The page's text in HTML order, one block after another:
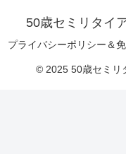
50歳セミリタイ
プライバシーポリシー＆
© 2025 50歳セミリ